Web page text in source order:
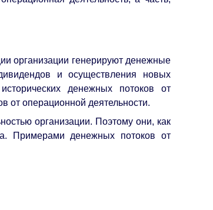
организации генерируют денежные
и осуществления новых
денежных потоков от
от операционной деятельности.
организации. Поэтому они, как
Примерами денежных потоков от